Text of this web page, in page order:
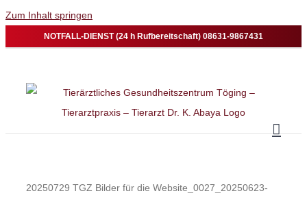
Zum Inhalt springen
NOTFALL-DIENST (24 h Rufbereitschaft) 08631-9867431
20250729 TGZ Bilder für die Website_0027_20250623-